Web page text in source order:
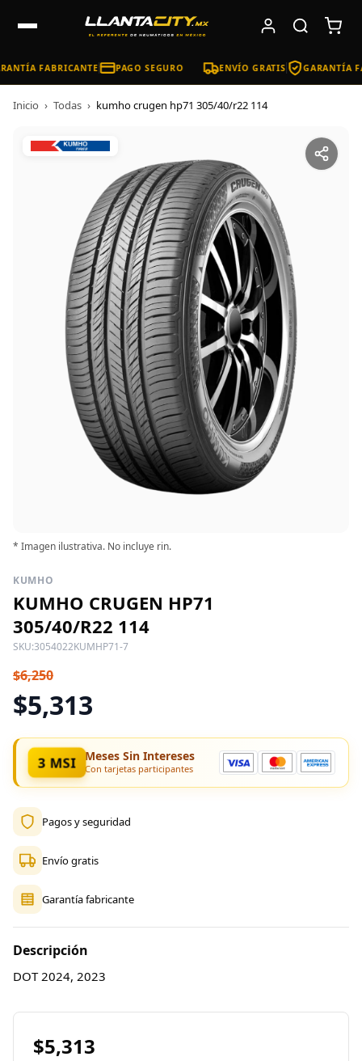
FABRICANTE PAGO SEGURO ENVÍO GRATIS GARANTÍA
Inicio › Todas › kumho crugen hp71 305/40/r22 114
* Imagen ilustrativa. No incluye rin.
KUMHO
KUMHO CRUGEN HP71
305/40/R22 114
SKU:3054022KUMHP71-7
$6,250
$5,313
3 MSI Meses Sin Intereses
Con tarjetas participantes
Pagos y seguridad
Envío gratis
Garantía fabricante
Descripción
DOT 2024, 2023
$5,313